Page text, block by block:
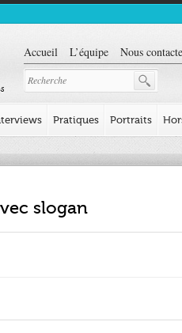
Accueil L’équipe Nous
Pratiques Portraits
slogan